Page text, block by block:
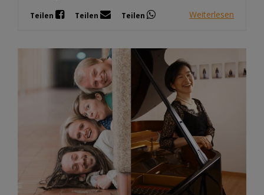
Teilen Teilen Teilen Weiterlesen